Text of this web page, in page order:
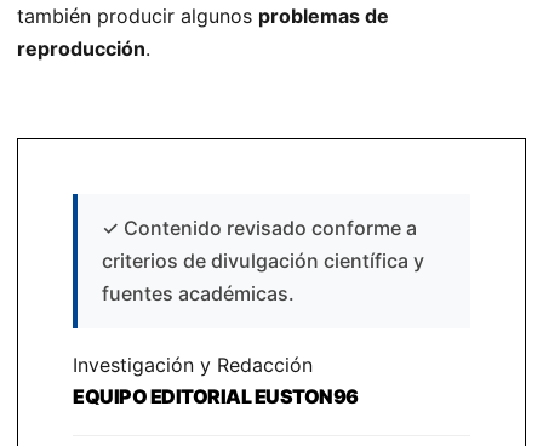
también producir algunos problemas de
reproducción.
✓ Contenido revisado conforme a
criterios de divulgación científica y
fuentes académicas.
Investigación y Redacción
EQUIPO EDITORIAL EUSTON96